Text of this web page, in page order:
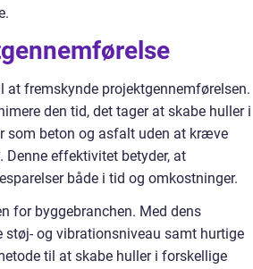
at fremskynde projektgennemførelsen.
den tid, det tager at skabe huller i
som beton og asfalt uden at kræve
effektivitet betyder, at
både i tid og omkostninger.
for byggebranchen. Med dens
og vibrationsniveau samt hurtige
til at skabe huller i forskellige